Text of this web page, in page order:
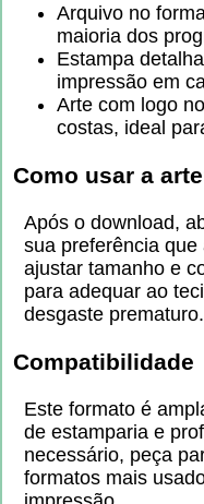
Arquivo no
maioria dos
Estampa
impressão em
Arte com logo
costas, ideal
Como usar a
Após o download,
sua preferência
ajustar tamanho e
para adequar ao
desgaste prematuro.
Compatibilidade
Este formato é
de estamparia e
necessário, peça
formatos mais